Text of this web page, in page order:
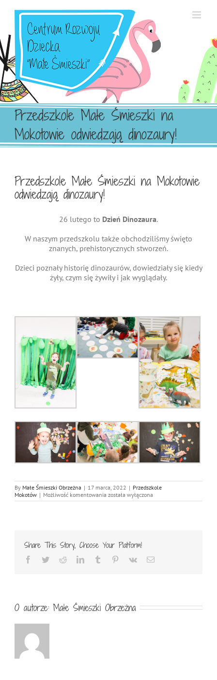
zawartości
Przedszkole Małe Śmieszki na
Mokotowie odwiedzają dinozaury!
Przedszkole Małe Śmieszki na Mokotowie
odwiedzają dinozaury!
26 lutego to Dzień Dinozaura.
W naszym przedszkolu także obchodziliśmy święto
znanych, prehistorycznych stworzeń.
Dzieci poznały historię dinozaurów, dowiedziały się kiedy
żyły, czym się żywiły i jak wyglądały.
By Małe Śmieszki Obrzeżna | 17 marca, 2022 | Przedszkole
Mokotów | Możliwość komentowania Przedszkole
Małe
została wyłączona
Share This Story, Choose Your Platform!
Facebook
TwitterRedditLinkedInTumblr Pinterest
Vk Email
O autorze: Małe Śmieszki Obrzeżna